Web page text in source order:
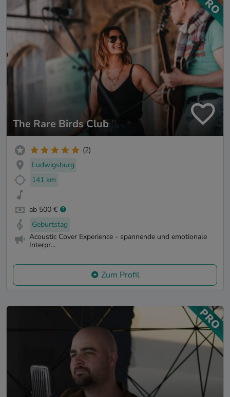
The Rare Birds Club
(2)
Ludwigsburg
141 km
ab 500 €
Geburtstag
Acoustic Cover Experience - spannende und emotionale
Interpr...
Zum Profil